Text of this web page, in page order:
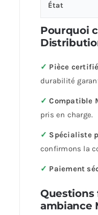
État
Pourquoi
✓ Pièce
durabilité
✓ Compatible
pris en charge.
✓ Spécialiste
confirmons la
✓ Paiement
ambiance